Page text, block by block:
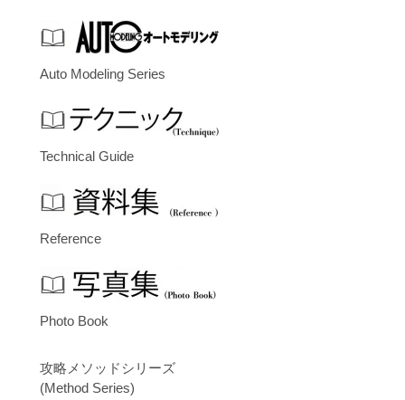
Auto Modeling Series
Technical Guide
Reference
Photo Book
攻略メソッドシリーズ
(Method Series)